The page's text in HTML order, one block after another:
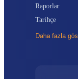
Raporlar
Tarihçe
Daha fazla